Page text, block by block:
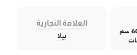
شفاط جداري هواء 60 سم
العلامة التجارية
بيلا